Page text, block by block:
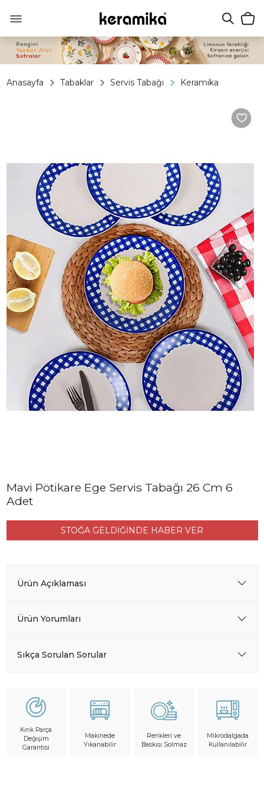
Anasayfa Tabaklar Servis Tabağı Keramika
Mavi Pötikare Ege Servis Tabağı 26 Cm 6
Adet
STOĞA GELDİĞİNDE HABER VER
Ürün Açıklaması
Ürün Yorumları
Sıkça Sorulan Sorular
Kırık Parça
Değişim
Garantisi
Makinede
Yıkanabilir
Renkleri ve
Baskısı Solmaz
Mikrodalgada
Kullanılabilir